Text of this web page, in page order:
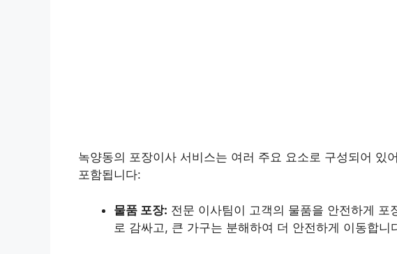
녹양동의 포장이사 서비스는 여러 주요 요소로 구성되어 있
포함됩니다:
물품 포장: 전문 이사팀이 고객의 물품을 안전하게 포
로 감싸고, 큰 가구는 분해하여 더 안전하게 이동합니